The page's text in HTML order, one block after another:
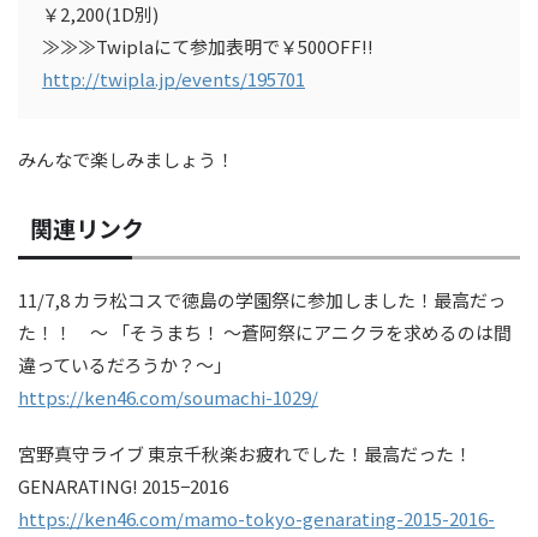
￥2,200(1D別)
≫≫≫Twiplaにて参加表明で￥500OFF!!
http://twipla.jp/events/195701
みんなで楽しみましょう！
関連リンク
11/7,8 カラ松コスで徳島の学園祭に参加しました！最高だっ
た！！ ～ 「そうまち！ 〜蒼阿祭にアニクラを求めるのは間
違っているだろうか？〜」
https://ken46.com/soumachi-1029/
宮野真守ライブ 東京千秋楽お疲れでした！最高だった！
GENARATING! 2015−2016
https://ken46.com/mamo-tokyo-genarating-2015-2016-